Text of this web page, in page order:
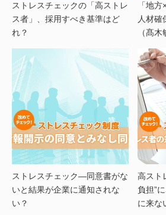
ストレスチェックの「高ストレ
ス者」、採用すべき基準はど
れ？
「地
人材確
（髙
ストレスチェック―同意書がな
いと結果が企業に通知されな
い？
高スト
負担”
に来な